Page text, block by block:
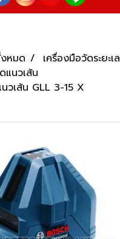
หมด
เครื่องมือวัดระยะเ
แนวเส้น
วเส้น GLL 3-15 X